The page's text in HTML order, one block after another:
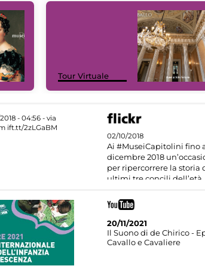
Tour Virtuale
02/10/2018
Ai #MuseiCapitolini fino
dicembre 2018
per ripercorrere la storia
ultimi tre concili dell’età
20/11/2021
Il Suono di de Chirico -
Cavallo e Cavaliere